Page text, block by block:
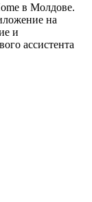
в Молдове.
на
и
ассистента